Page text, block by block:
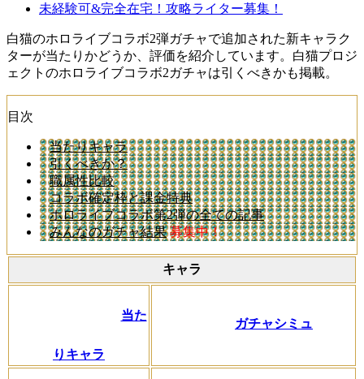
未経験可&完全在宅！攻略ライター募集！
白猫のホロライブコラボ2弾ガチャで追加された新キャラク
ターが当たりかどうか、評価を紹介しています。白猫プロジ
ェクトのホロライブコラボ2ガチャは引くべきかも掲載。
目次
当たりキャラ
引くべきか？
職属性比較
コラボ確定枠と課金特典
ホロライブコラボ第2弾の全ての記事
みんなのガチャ結果 募集中！
キャラ
当た
りキャラ
ガチャシミュ